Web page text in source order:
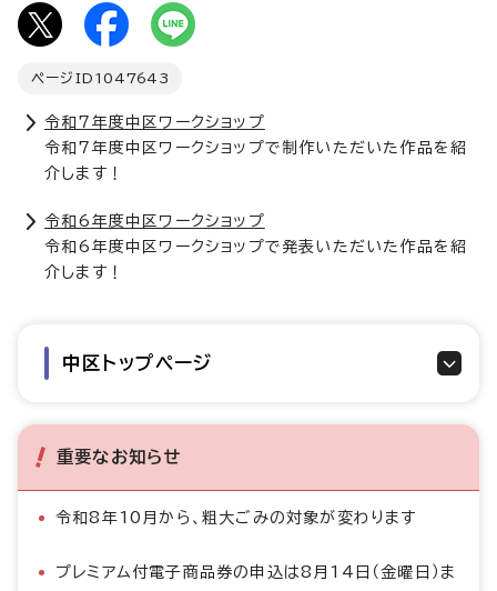
ページID 1047643
令和7年度中区ワークショップ
令和7年度中区ワークショップで制作いただいた作品を紹
介します！
令和6年度中区ワークショップ
令和6年度中区ワークショップで発表いただいた作品を紹
介します！
中区トップページ
重要なお知らせ
令和8年10月から、粗大ごみの対象が変わります
プレミアム付電子商品券の申込は8月14日（金曜日）ま